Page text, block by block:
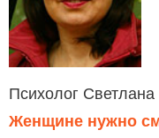
Психолог
Женщине нужно